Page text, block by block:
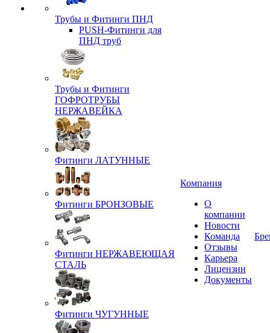
Трубы и Фитинги ПНД
PUSH-Фитинги для
ПНД труб
Трубы и Фитинги
ГОФРОТРУБЫ
НЕРЖАВЕЙКА
Фитинги ЛАТУННЫЕ
Фитинги БРОНЗОВЫЕ
Фитинги НЕРЖАВЕЮЩАЯ
СТАЛЬ
Фитинги ЧУГУННЫЕ
Компания
О
компании
Новости
Команда
Отзывы
Карьера
Лицензии
Документы